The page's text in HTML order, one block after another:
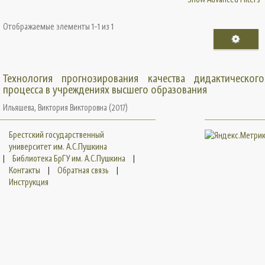
Отображаемые элементы 1-1 из 1
Технология прогнозирования качества дидактического
процесса в учреждениях высшего образования
Ильяшева, Виктория Викторовна (2017)
Брестский государственный
университет им. А.С.Пушкина
|
Библиотека БрГУ им. А.С.Пушкина
|
Контакты
| Обратная связь
|
Инструкция